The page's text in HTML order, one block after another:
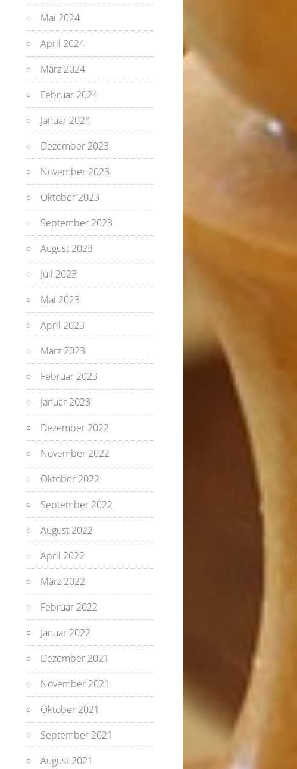
Mai 2024
April 2024
März 2024
Februar 2024
Januar 2024
Dezember 2023
November 2023
Oktober 2023
September 2023
August 2023
Juli 2023
Mai 2023
April 2023
März 2023
Februar 2023
Januar 2023
Dezember 2022
November 2022
Oktober 2022
September 2022
August 2022
April 2022
März 2022
Februar 2022
Januar 2022
Dezember 2021
November 2021
Oktober 2021
September 2021
August 2021